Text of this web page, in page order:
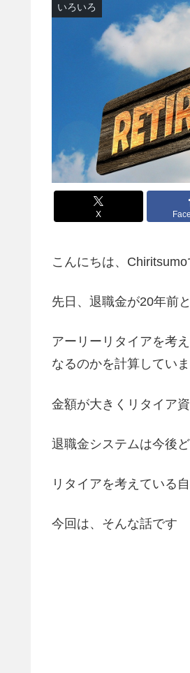
いろいろ
X
こんにちは、Chiritsumo
先日、退職金が20年前
アーリーリタイアを考
なるのかを計算してい
金額が大きくリタイア
退職金システムは今後
リタイアを考えている
今回は、そんな話です